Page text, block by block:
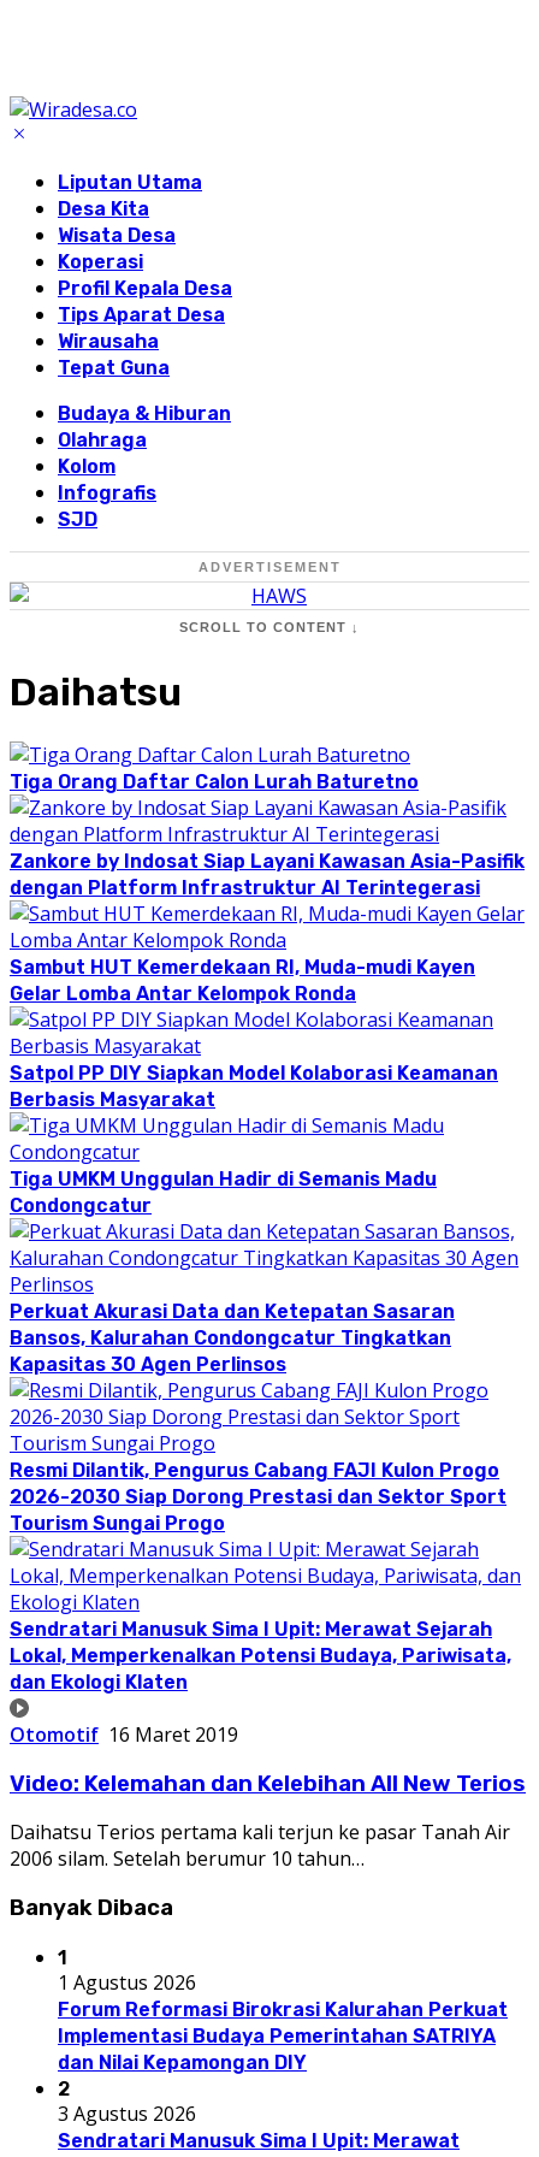
Liputan Utama
Desa Kita
Wisata Desa
Koperasi
Profil Kepala Desa
Tips Aparat Desa
Wirausaha
Tepat Guna
Budaya & Hiburan
Olahraga
Kolom
Infografis
SJD
ADVERTISEMENT
SCROLL TO CONTENT ↓
Daihatsu
Tiga Orang Daftar Calon Lurah Baturetno
Zankore by Indosat Siap Layani Kawasan Asia-Pasifik
dengan Platform Infrastruktur AI Terintegerasi
Sambut HUT Kemerdekaan RI, Muda-mudi Kayen
Gelar Lomba Antar Kelompok Ronda
Satpol PP DIY Siapkan Model Kolaborasi Keamanan
Berbasis Masyarakat
Tiga UMKM Unggulan Hadir di Semanis Madu
Condongcatur
Perkuat Akurasi Data dan Ketepatan Sasaran
Bansos, Kalurahan Condongcatur Tingkatkan
Kapasitas 30 Agen Perlinsos
Resmi Dilantik, Pengurus Cabang FAJI Kulon Progo
2026-2030 Siap Dorong Prestasi dan Sektor Sport
Tourism Sungai Progo
Sendratari Manusuk Sima I Upit: Merawat Sejarah
Lokal, Memperkenalkan Potensi Budaya, Pariwisata,
dan Ekologi Klaten
Otomotif 16 Maret 2019
Video: Kelemahan dan Kelebihan All New Terios
Daihatsu Terios pertama kali terjun ke pasar Tanah Air
2006 silam. Setelah berumur 10 tahun…
Banyak Dibaca
1
1 Agustus 2026
Forum Reformasi Birokrasi Kalurahan Perkuat
Implementasi Budaya Pemerintahan SATRIYA
dan Nilai Kepamongan DIY
2
3 Agustus 2026
Sendratari Manusuk Sima I Upit: Merawat